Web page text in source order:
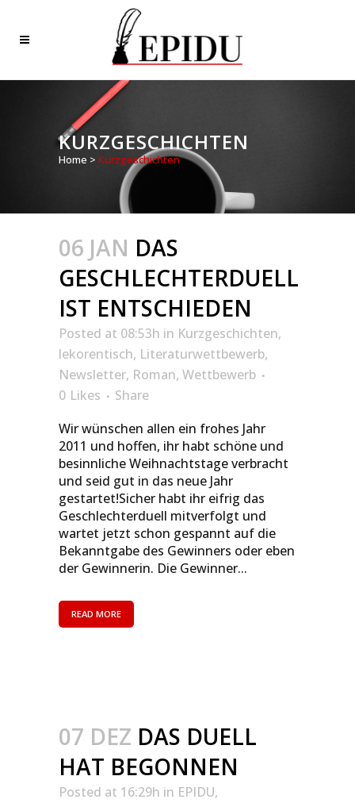
KURZGESCHICHTEN
Home > Kurzgeschichten
06 JAN DAS
GESCHLECHTERDUELL
IST ENTSCHIEDEN
Posted at 08:53h in Kurzgeschichten,
lekorentisch, Literaturwettbewerb,
Newsletter, Roman, Wettbewerb
0 Likes
Share
Wir wünschen allen ein frohes Jahr
2011 und hoffen, ihr habt schöne und
besinnliche Weihnachtstage verbracht
und seid gut in das neue Jahr
gestartet!Sicher habt ihr eifrig das
Geschlechterduell mitverfolgt und
wartet jetzt schon gespannt auf die
Bekanntgabe des Gewinners oder eben
der Gewinnerin. Die Gewinner...
READ MORE
07 DEZ DAS DUELL
HAT BEGONNEN
Posted at 16:29h in EPIDU,